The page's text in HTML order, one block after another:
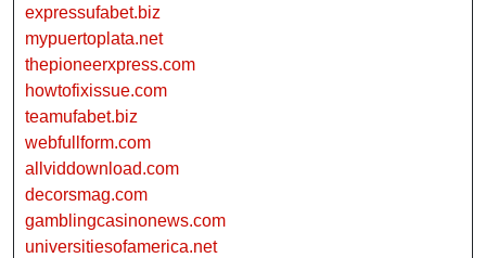
expressufabet.biz
mypuertoplata.net
thepioneerxpress.com
howtofixissue.com
teamufabet.biz
webfullform.com
allviddownload.com
decorsmag.com
gamblingcasinonews.com
universitiesofamerica.net